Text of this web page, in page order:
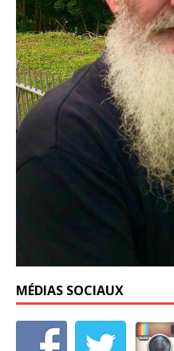
MÉDIAS SOCIAUX